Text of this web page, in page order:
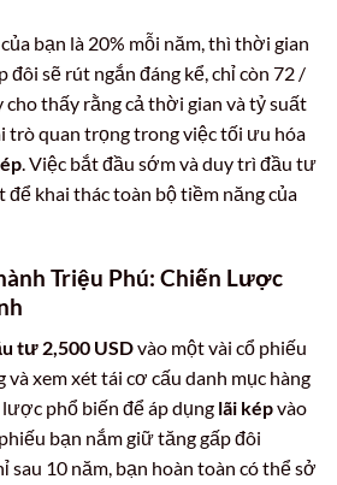
bạn là 20% mỗi năm, thì thời gian
đôi sẽ rút ngắn đáng kể, chỉ còn 72 /
cho thấy rằng cả thời gian và tỷ suất
trò quan trọng trong việc tối ưu hóa
. Việc bắt đầu sớm và duy trì đầu tư
khai thác toàn bộ tiềm năng của
Triệu Phú: Chiến Lược
tư 2,500 USDvào một vài cổ phiếu
xem xét tái cơ cấu danh mục hàng
phổ biến để áp dụng lãi képvào
bạn nắm giữ tăng gấp đôi
sau 10 năm, bạn hoàn toàn có thể sở